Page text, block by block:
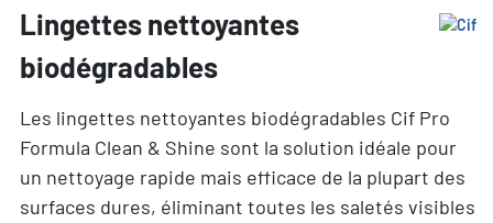
Lingettes nettoyantes
biodégradables
Les lingettes nettoyantes biodégradables Cif Pro
Formula Clean & Shine sont la solution idéale pour
un nettoyage rapide mais efficace de la plupart des
surfaces dures, éliminant toutes les saletés visibles